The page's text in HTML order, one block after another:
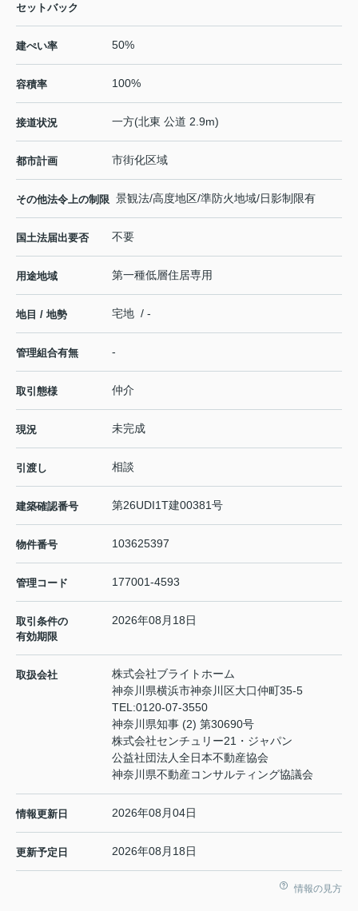
セットバック
建ぺい率 50%
容積率 100%
接道状況 一方(北東 公道 2.9m)
都市計画 市街化区域
その他法令上の制限 景観法/高度地区/準防火地域/日影制限有
国土法届出要否 不要
用途地域 第一種低層住居専用
地目 / 地勢 宅地 / -
管理組合有無 -
取引態様 仲介
現況 未完成
引渡し 相談
建築確認番号 第26UDI1T建00381号
物件番号 103625397
管理コード 177001-4593
取引条件の
有効期限
2026年08月18日
取扱会社
株式会社ブライトホーム
神奈川県横浜市神奈川区大口仲町35-5
TEL:0120-07-3550
神奈川県知事 (2) 第30690号
株式会社センチュリー21・ジャパン
公益社団法人全日本不動産協会
神奈川県不動産コンサルティング協議会
情報更新日 2026年08月04日
更新予定日 2026年08月18日
情報の見方